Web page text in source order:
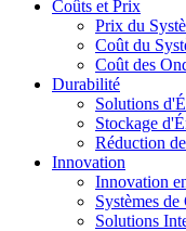
Coûts et Prix
Prix du
Coût du
Coût des
Durabilité
Solutions
Stockage
Réduction
Innovation
Innovation
Systèmes
Solutions